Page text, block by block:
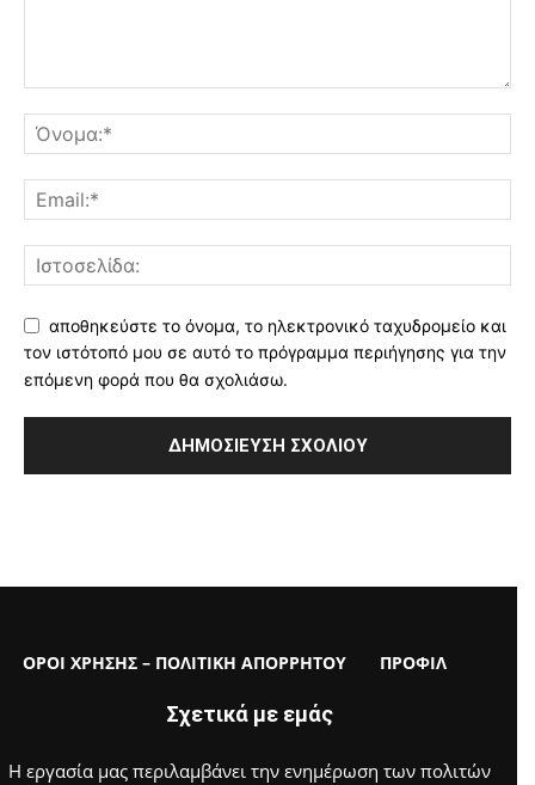
αποθηκεύστε το όνομα, το ηλεκτρονικό ταχυδρομείο και
τον ιστότοπό μου σε αυτό το πρόγραμμα περιήγησης για την
επόμενη φορά που θα σχολιάσω.
ΟΡΟΙ ΧΡΗΣΗΣ – ΠΟΛΙΤΙΚΗ ΑΠΟΡΡΗΤΟΥ ΠΡΟΦΙΛ
Σχετικά με εμάς
Η εργασία μας περιλαμβάνει την ενημέρωση των πολιτών